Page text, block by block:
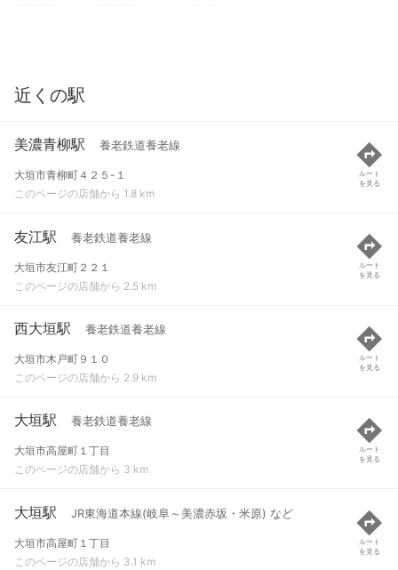
近くの駅
美濃青柳駅 養老鉄道養老線
大垣市青柳町４２５-１
このページの店舗から 1.8 km
ルート
を見る
友江駅 養老鉄道養老線
大垣市友江町２２１
このページの店舗から 2.5 km
ルート
を見る
西大垣駅 養老鉄道養老線
大垣市木戸町９１０
このページの店舗から 2.9 km
ルート
を見る
大垣駅 養老鉄道養老線
大垣市高屋町１丁目
このページの店舗から 3 km
ルート
を見る
大垣駅 JR東海道本線(岐阜～美濃赤坂・米原) など
大垣市高屋町１丁目
このページの店舗から 3.1 km
ルート
を見る